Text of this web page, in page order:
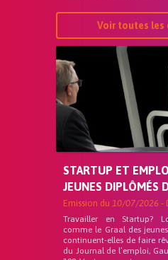
Voir toutes les
STARTUP ET
JEUNES DIPLÔMÉS
Emission du 10/07/2026 -
Travailler en Startup?
comme le Graal des
continuent-elles de faire
du Journal de l’emploi,